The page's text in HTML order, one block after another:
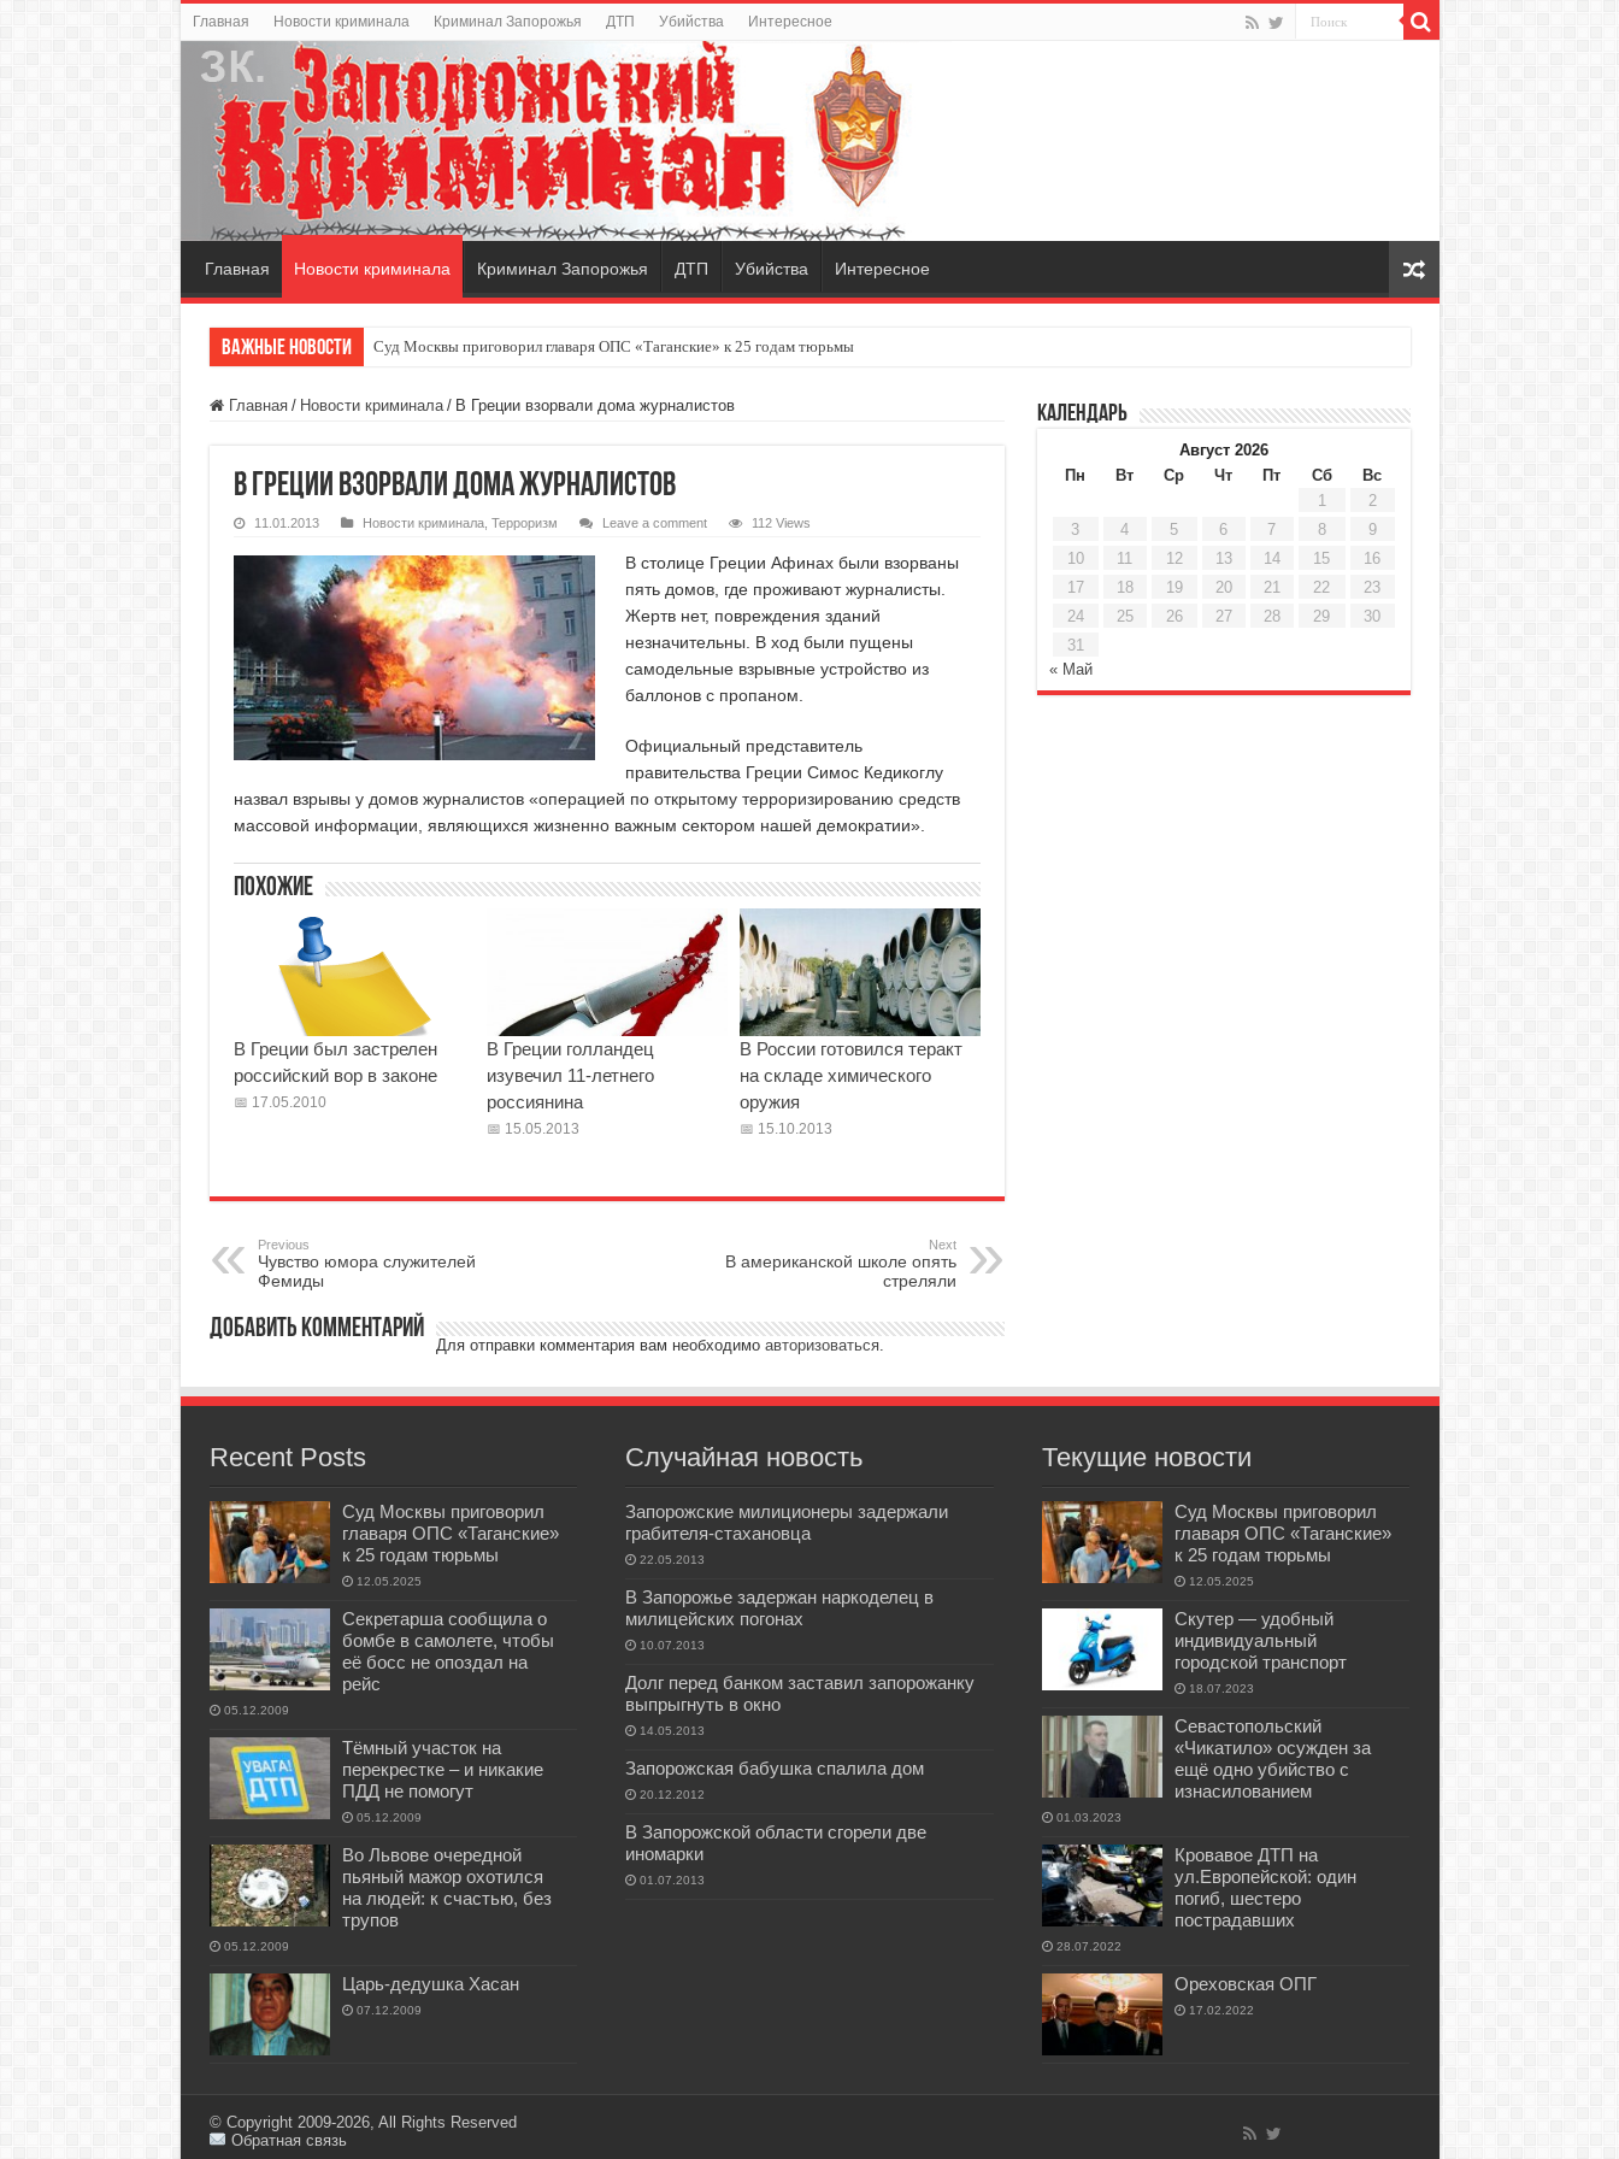
Главная Новости криминала Криминал Запорожья ДТП Убийства Интересное
Главная Новости криминала Криминал Запорожья ДТП Убийства Интересное
Важные новости Суд Москвы приговорил главаря ОПС «Таганские» к 25 годам тюрьмы
Главная / Новости криминала / В Греции взорвали дома журналистов
В Греции взорвали дома журналистов
11.01.2013 Новости криминала, Терроризм Leave a comment 112 Views
В столице Греции Афинах были взорваны
пять домов, где проживают журналисты.
Жертв нет, повреждения зданий
незначительны. В ход были пущены
самодельные взрывные устройство из
баллонов с пропаном.
Официальный представитель
правительства Греции Симос Кедикоглу
назвал взрывы у домов журналистов «операцией по открытому терроризированию средств
массовой информации, являющихся жизненно важным сектором нашей демократии».
Похожие
В Греции был застрелен
российский вор в законе
17.05.2010
В Греции голландец
изувечил 11-летнего
россиянина
15.05.2013
В России готовился теракт
на складе химического
оружия
15.10.2013
Previous
Чувство юмора служителей
Фемиды
Next
В американской школе опять
стреляли
Добавить комментарий
Для отправки комментария вам необходимо авторизоваться.
Календарь
Август 2026
Пн
Вт Ср Чт Пт Сб
Вс
1
2
3
4 5 6 7 8
9
10
11 12 13 14 15
16
17
18 19 20 21 22
23
24
25 26 27 28 29
30
31
« Май
Recent Posts
Суд Москвы приговорил
главаря ОПС «Таганские»
к 25 годам тюрьмы
12.05.2025
Секретарша сообщила о
бомбе в самолете, чтобы
её босс не опоздал на
рейс
05.12.2009
Тёмный участок на
перекрестке – и никакие
ПДД не помогут
05.12.2009
Во Львове очередной
пьяный мажор охотился
на людей: к счастью, без
трупов
05.12.2009
Царь-дедушка Хасан
07.12.2009
Случайная новость
Запорожские милиционеры задержали
грабителя-стахановца
22.05.2013
В Запорожье задержан наркоделец в
милицейских погонах
10.07.2013
Долг перед банком заставил запорожанку
выпрыгнуть в окно
14.05.2013
Запорожская бабушка спалила дом
20.12.2012
В Запорожской области сгорели две
иномарки
01.07.2013
Текущие новости
Суд Москвы приговорил
главаря ОПС «Таганские»
к 25 годам тюрьмы
12.05.2025
Скутер — удобный
индивидуальный
городской транспорт
18.07.2023
Севастопольский
«Чикатило» осужден за
ещё одно убийство с
изнасилованием
01.03.2023
Кровавое ДТП на
ул.Европейской: один
погиб, шестеро
пострадавших
28.07.2022
Ореховская ОПГ
17.02.2022
© Copyright 2009-2026, All Rights Reserved
Обратная связь